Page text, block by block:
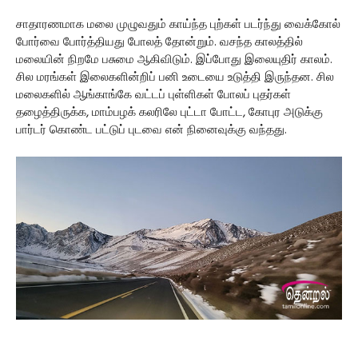
சாதாரணமாக மலை முழுவதும் காய்ந்த புற்கள் படர்ந்து வைக்கோல்
போர்வை போர்த்தியது போலத் தோன்றும். வசந்த காலத்தில்
மலையின் நிறமே பசுமை ஆகிவிடும். இப்போது இலையுதிர் காலம்.
சில மரங்கள் இலைகளின்றிப் பனி உடையை உடுத்தி இருந்தன. சில
மலைகளில் ஆங்காங்கே வட்டப் புள்ளிகள் போலப் புதர்கள்
தழைத்திருக்க, மாம்பழக் கலரிலே புட்டா போட்ட, கோபுர அடுக்கு
பார்டர் கொண்ட பட்டுப் புடவை என் நினைவுக்கு வந்தது.